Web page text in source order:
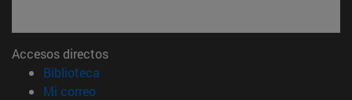
Accesos directos
Biblioteca
Mi correo(abre en nueva ventana)